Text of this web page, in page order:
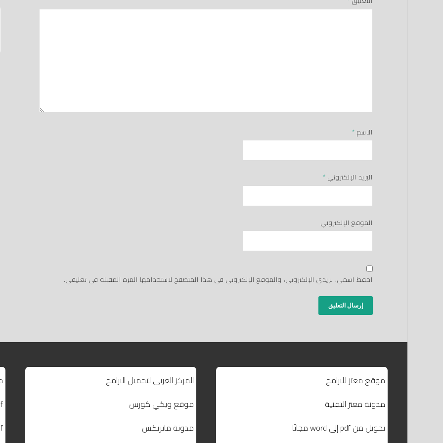
الاسم *
البريد الإلكتروني *
الموقع الإلكتروني
احفظ اسمي، بريدي الإلكتروني، والموقع الإلكتروني في هذا المتصفح لاستخدامها المرة المقبلة في تعليقي.
موقع معتز للبرامج
مدونة معتز التقنية
تحويل من pdf إلى word مجانًا
المركز العربي لتحميل البرامج
موقع ويكي كورس
مدونة ماتريكس